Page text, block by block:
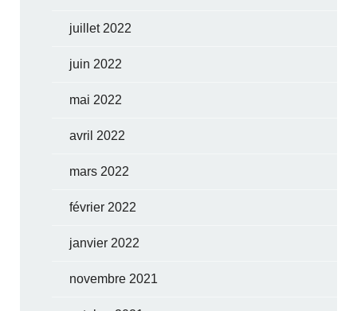
juillet 2022
juin 2022
mai 2022
avril 2022
mars 2022
février 2022
janvier 2022
novembre 2021